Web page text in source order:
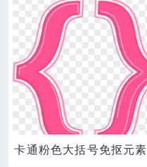
卡通粉色大括号免抠元素